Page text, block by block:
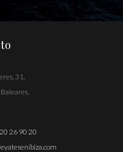
31,
26 90 20